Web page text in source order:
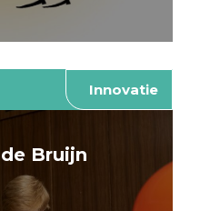
Innovatie
Bruijn